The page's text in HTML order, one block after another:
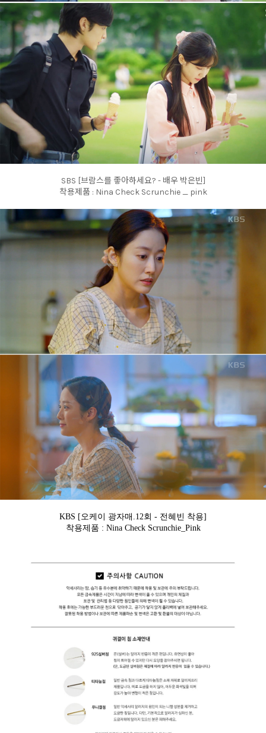
SBS [브람스를 좋아하세요? - 배우 박은빈]
착용제품 : Nina Check Scrunchie _ pink
KBS [오케이 광자매.12회 - 전혜빈 착용]
착용제품 : Nina CheckScrunchie_Pink